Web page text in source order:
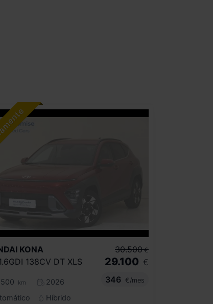
KONA
138CV DT XLS
km
2026
Híbrido
30.500 €
29.100 €
346
€/mes